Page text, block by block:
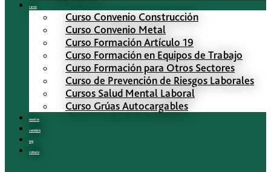
Cursos
Curso Convenio Construcción
Curso Convenio Metal
Curso Formación Artículo 19
Curso Formación en Equipos de Trabajo
Curso Formación para Otros Sectores
Curso de Prevención de Riesgos Laborales
Cursos Salud Mental Laboral
Curso Grúas Autocargables
Nosotros
Calendario
Blog
Contacto